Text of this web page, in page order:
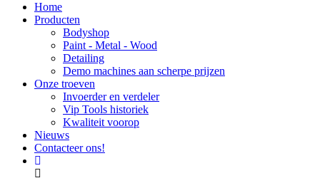
Home
Producten
Bodyshop
Paint - Metal - Wood
Detailing
Demo machines aan scherpe prijzen
Onze troeven
Invoerder en verdeler
Vip Tools historiek
Kwaliteit voorop
Nieuws
Contacteer ons!